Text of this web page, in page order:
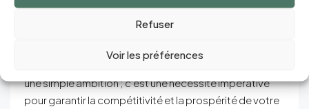
Refuser
Voir les préférences
Dans le paysage dynamique de l’investissement
immobilier, l’optimisation financière de vos revenus
locatifs et de vos investissements ne se résume pas à
une simple ambition ; c’est une nécessité impérative
pour garantir la compétitivité et la prospérité de votre